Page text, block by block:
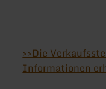
>>Die
Informationen